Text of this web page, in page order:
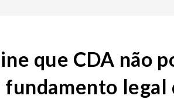
que CDA não